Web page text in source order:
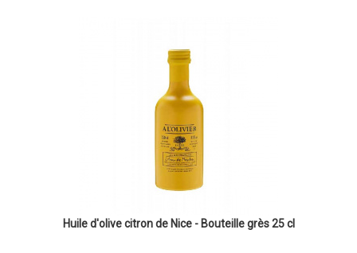
Huile d'olive citron de Nice - Bouteille grès 25 cl